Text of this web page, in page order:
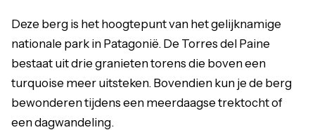
Deze berg is het hoogtepunt van het gelijknamige
nationale park in Patagonië. De Torres del Paine
bestaat uit drie granieten torens die boven een
turquoise meer uitsteken. Bovendien kun je de berg
bewonderen tijdens een meerdaagse trektocht of
een dagwandeling.